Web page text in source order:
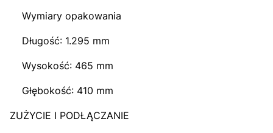
Wymiary opakowania
Długość: 1.295 mm
Wysokość: 465 mm
Głębokość: 410 mm
ZUŻYCIE I PODŁĄCZANIE